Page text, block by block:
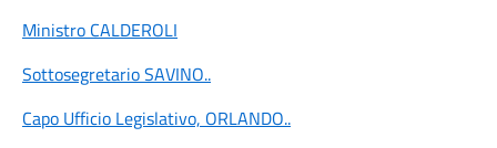
Ministro CALDEROLI
Sottosegretario SAVINO..
Capo Ufficio Legislativo, ORLANDO..